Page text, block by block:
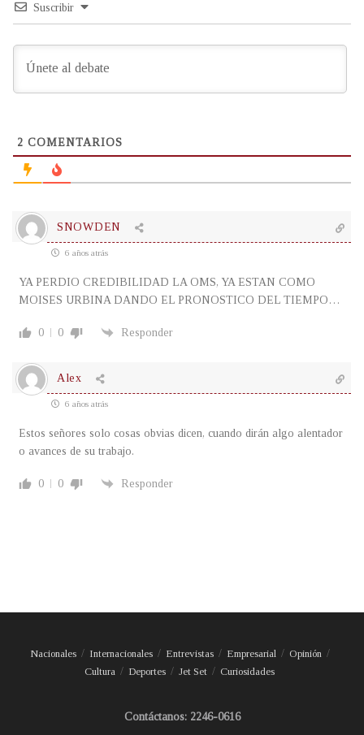
Suscribir
2 COMENTARIOS
SNOWDEN
6 años atrás
YA PERDIO CREDIBILIDAD LA OMS, YA ESTAN COMO
MOISES URBINA DANDO EL PRONOSTICO DEL TIEMPO…
0 0 Responder
Alex
6 años atrás
Estos señores solo cosas obvias dicen, cuando dirán algo alentador
o avances de su trabajo.
0 0 Responder
Nacionales Internacionales Entrevistas Empresarial
Opinión
Cultura
Deportes Jet Set Curiosidades
Contáctanos: 2246-0616